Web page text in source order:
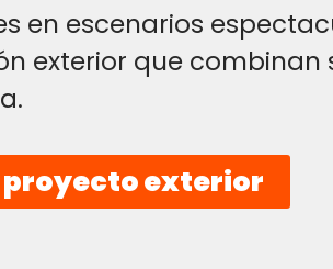
en escenarios
exterior que combinan
proyecto exterior